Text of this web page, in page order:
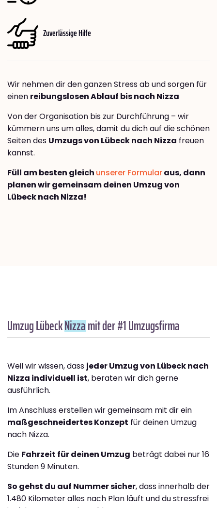
Zuverlässige Hilfe
Wir nehmen dir den ganzen Stress ab und sorgen für
einen reibungslosen Ablauf bis nach Nizza
Von der Organisation bis zur Durchführung – wir
kümmern uns um alles, damit du dich auf die schönen
Seiten des Umzugs von Lübeck nach Nizza freuen
kannst.
Füll am besten gleich unserer Formularaus, dann
planen wir gemeinsam deinen Umzug von
Lübeck nach Nizza!
Umzug LübeckNizzamit der #1 Umzugsfirma
Weil wir wissen, dass jeder Umzug von Lübeck nach
Nizza individuell ist, beraten wir dich gerne
ausführlich.
Im Anschluss erstellen wir gemeinsam mit dir ein
maßgeschneidertes Konzept für deinen Umzug
nach Nizza.
Die Fahrzeit für deinen Umzug beträgt dabei nur 16
Stunden 9 Minuten.
So gehst du auf Nummer sicher, dass innerhalb der
1.480 Kilometer alles nach Plan läuft und du stressfrei